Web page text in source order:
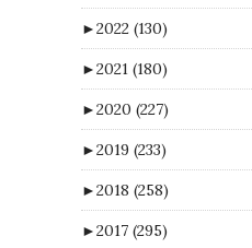
►2022 (130)
►2021 (180)
►2020 (227)
►2019 (233)
►2018 (258)
►2017 (295)